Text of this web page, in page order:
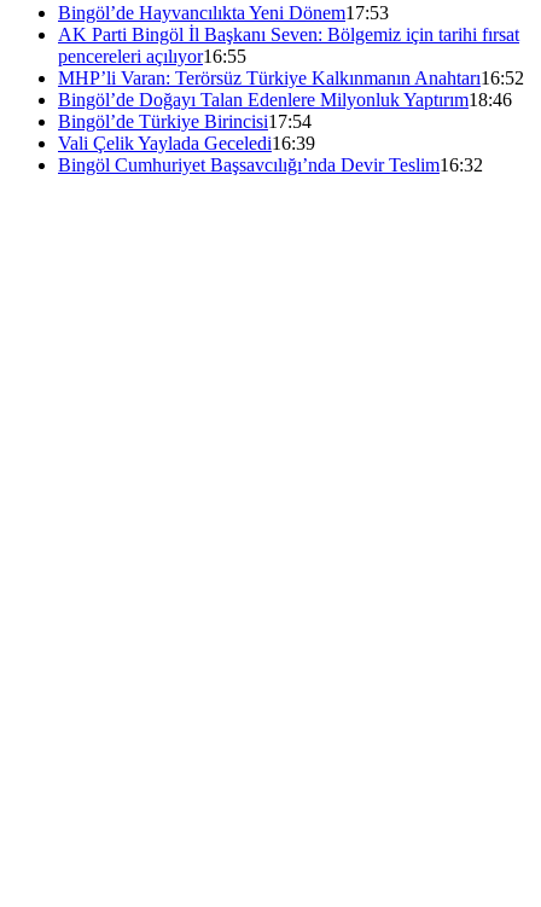
Bingöl’de Hayvancılıkta Yeni Dönem17:53
AK Parti Bingöl İl Başkanı Seven: Bölgemiz için tarihi fırsat
pencereleri açılıyor16:55
MHP’li Varan: Terörsüz Türkiye Kalkınmanın Anahtarı16:52
Bingöl’de Doğayı Talan Edenlere Milyonluk Yaptırım18:46
Bingöl’de Türkiye Birincisi17:54
Vali Çelik Yaylada Geceledi16:39
Bingöl Cumhuriyet Başsavcılığı’nda Devir Teslim16:32